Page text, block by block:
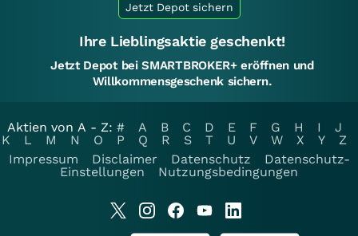
Jetzt Depot sichern
Ihre Lieblingsaktie geschenkt!
Jetzt Depot bei SMARTBROKER+ eröffnen und
Willkommensgeschenk sichern.
Aktien von A - Z: # A B C D E F G H I
J
K
L M N O P Q R S T U V W X Y
Z
Impressum
Disclaimer Datenschutz
Datenschutz-
Einstellungen
Nutzungsbedingungen